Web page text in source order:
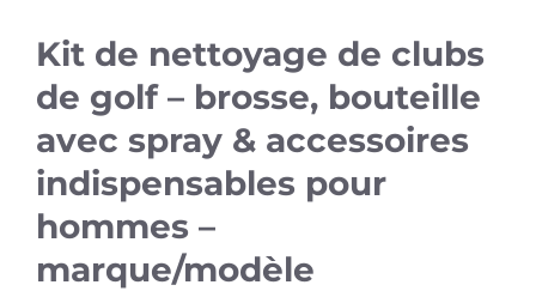
Kit de nettoyage de clubs
de golf – brosse, bouteille
avec spray & accessoires
indispensables pour
hommes –
marque/modèle